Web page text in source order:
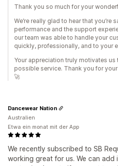
Thank you so much for your
We’re really glad to hear that you’re
performance and the support
our team was able to handle your
quickly, professionally, and to your
Your appreciation truly motivates
possible service. Thank you for
🚀
We recently subscribed to SB
working great for us. We can add
Dancewear Nation
Australien
Etwa ein monat mit der App